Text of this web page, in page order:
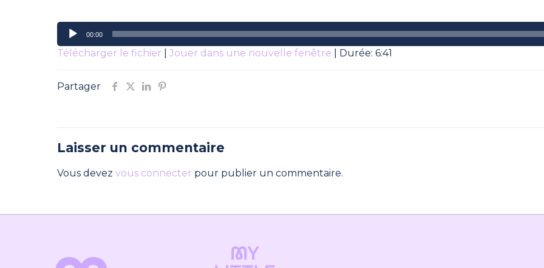
Lecteur
audio
00:00
Télécharger le fichier Jouer dans une nouvelle fenêtre Durée: 6:41
Partager
Laisser un commentaire
Vous devez vous connecter pour publier un commentaire.